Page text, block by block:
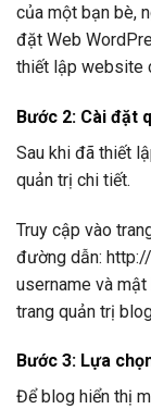
của một bạn bè,
đặt Web
thiết lập website
Bước 2: Cài đặt
Sau khi đã thiết
quản trị chi tiết.
Truy cập vào
đường dẫn:
username và
trang quản trị
Bước 3: Lựa
Để blog hiển thị